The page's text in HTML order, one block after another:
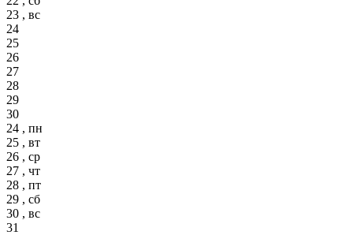
23 , вс
24
25
26
27
28
29
30
24 , пн
25 , вт
26 , ср
27 , чт
28 , пт
29 , сб
30 , вс
31